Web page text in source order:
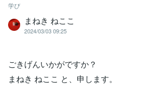
学び
まねき ねここ
2024/03/03 09:25
ごきげんいかがですか？
まねき ねここ と、申します。